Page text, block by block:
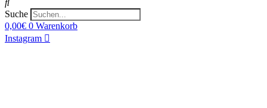
Suche
0,00€ 0 Warenkorb
Instagram